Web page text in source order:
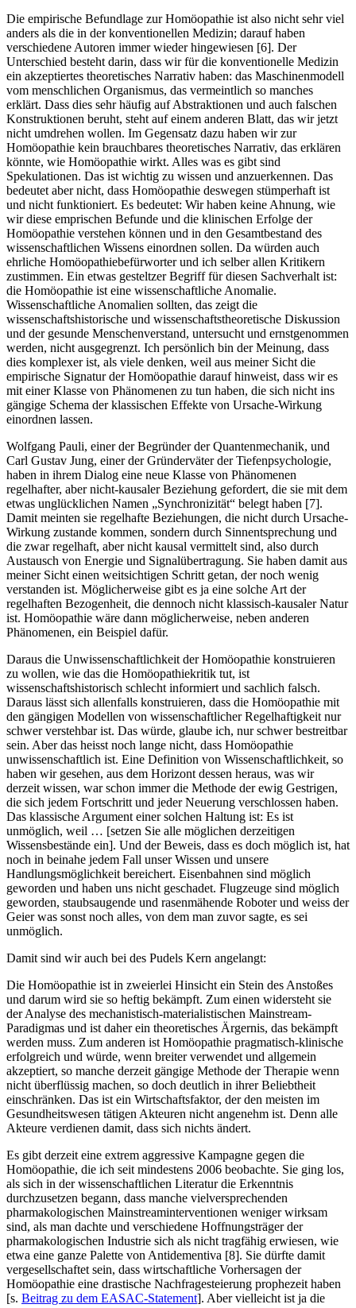
Die empirische Befundlage zur Homöopathie ist also nicht sehr viel
anders als die in der konventionellen Medizin; darauf haben
verschiedene Autoren immer wieder hingewiesen [6]. Der
Unterschied besteht darin, dass wir für die konventionelle Medizin
ein akzeptiertes theoretisches Narrativ haben: das Maschinenmodell
vom menschlichen Organismus, das vermeintlich so manches
erklärt. Dass dies sehr häufig auf Abstraktionen und auch falschen
Konstruktionen beruht, steht auf einem anderen Blatt, das wir jetzt
nicht umdrehen wollen. Im Gegensatz dazu haben wir zur
Homöopathie kein brauchbares theoretisches Narrativ, das erklären
könnte, wie Homöopathie wirkt. Alles was es gibt sind
Spekulationen. Das ist wichtig zu wissen und anzuerkennen. Das
bedeutet aber nicht, dass Homöopathie deswegen stümperhaft ist
und nicht funktioniert. Es bedeutet: Wir haben keine Ahnung, wie
wir diese emprischen Befunde und die klinischen Erfolge der
Homöopathie verstehen können und in den Gesamtbestand des
wissenschaftlichen Wissens einordnen sollen. Da würden auch
ehrliche Homöopathiebefürworter und ich selber allen Kritikern
zustimmen. Ein etwas gesteltzer Begriff für diesen Sachverhalt ist:
die Homöopathie ist eine wissenschaftliche Anomalie.
Wissenschaftliche Anomalien sollten, das zeigt die
wissenschaftshistorische und wissenschaftstheoretische Diskussion
und der gesunde Menschenverstand, untersucht und ernstgenommen
werden, nicht ausgegrenzt. Ich persönlich bin der Meinung, dass
dies komplexer ist, als viele denken, weil aus meiner Sicht die
empirische Signatur der Homöopathie darauf hinweist, dass wir es
mit einer Klasse von Phänomenen zu tun haben, die sich nicht ins
gängige Schema der klassischen Effekte von Ursache-Wirkung
einordnen lassen.
Wolfgang Pauli, einer der Begründer der Quantenmechanik, und
Carl Gustav Jung, einer der Gründerväter der Tiefenpsychologie,
haben in ihrem Dialog eine neue Klasse von Phänomenen
regelhafter, aber nicht-kausaler Beziehung gefordert, die sie mit dem
etwas unglücklichen Namen „Synchronizität“ belegt haben [7].
Damit meinten sie regelhafte Beziehungen, die nicht durch Ursache-
Wirkung zustande kommen, sondern durch Sinnentsprechung und
die zwar regelhaft, aber nicht kausal vermittelt sind, also durch
Austausch von Energie und Signalübertragung. Sie haben damit aus
meiner Sicht einen weitsichtigen Schritt getan, der noch wenig
verstanden ist. Möglicherweise gibt es ja eine solche Art der
regelhaften Bezogenheit, die dennoch nicht klassisch-kausaler Natur
ist. Homöopathie wäre dann möglicherweise, neben anderen
Phänomenen, ein Beispiel dafür.
Daraus die Unwissenschaftlichkeit der Homöopathie konstruieren
zu wollen, wie das die Homöopathiekritik tut, ist
wissenschaftshistorisch schlecht informiert und sachlich falsch.
Daraus lässt sich allenfalls konstruieren, dass die Homöopathie mit
den gängigen Modellen von wissenschaftlicher Regelhaftigkeit nur
schwer verstehbar ist. Das würde, glaube ich, nur schwer bestreitbar
sein. Aber das heisst noch lange nicht, dass Homöopathie
unwissenschaftlich ist. Eine Definition von Wissenschaftlichkeit, so
haben wir gesehen, aus dem Horizont dessen heraus, was wir
derzeit wissen, war schon immer die Methode der ewig Gestrigen,
die sich jedem Fortschritt und jeder Neuerung verschlossen haben.
Das klassische Argument einer solchen Haltung ist: Es ist
unmöglich, weil … [setzen Sie alle möglichen derzeitigen
Wissensbestände ein]. Und der Beweis, dass es doch möglich ist, hat
noch in beinahe jedem Fall unser Wissen und unsere
Handlungsmöglichkeit bereichert. Eisenbahnen sind möglich
geworden und haben uns nicht geschadet. Flugzeuge sind möglich
geworden, staubsaugende und rasenmähende Roboter und weiss der
Geier was sonst noch alles, von dem man zuvor sagte, es sei
unmöglich.
Damit sind wir auch bei des Pudels Kern angelangt:
Die Homöopathie ist in zweierlei Hinsicht ein Stein des Anstoßes
und darum wird sie so heftig bekämpft. Zum einen widersteht sie
der Analyse des mechanistisch-materialistischen Mainstream-
Paradigmas und ist daher ein theoretisches Ärgernis, das bekämpft
werden muss. Zum anderen ist Homöopathie pragmatisch-klinische
erfolgreich und würde, wenn breiter verwendet und allgemein
akzeptiert, so manche derzeit gängige Methode der Therapie wenn
nicht überflüssig machen, so doch deutlich in ihrer Beliebtheit
einschränken. Das ist ein Wirtschaftsfaktor, der den meisten im
Gesundheitswesen tätigen Akteuren nicht angenehm ist. Denn alle
Akteure verdienen damit, dass sich nichts ändert.
Es gibt derzeit eine extrem aggressive Kampagne gegen die
Homöopathie, die ich seit mindestens 2006 beobachte. Sie ging los,
als sich in der wissenschaftlichen Literatur die Erkenntnis
durchzusetzen begann, dass manche vielversprechenden
pharmakologischen Mainstreaminterventionen weniger wirksam
sind, als man dachte und verschiedene Hoffnungsträger der
pharmakologischen Industrie sich als nicht tragfähig erwiesen, wie
etwa eine ganze Palette von Antidementiva [8]. Sie dürfte damit
vergesellschaftet sein, dass wirtschaftliche Vorhersagen der
Homöopathie eine drastische Nachfragesteierung prophezeit haben
[s. Beitrag zu dem EASAC-Statement]. Aber vielleicht ist ja die